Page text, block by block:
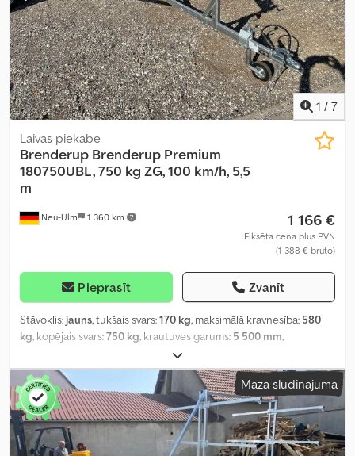
1 / 7
Neu-Ulm 1 360 km
Laivas piekabe
Brenderup Brenderup Premium
180750UBL, 750 kg ZG, 100 km/h, 5,5
m
1 166 €
Fiksēta cena plus PVN
(1 388 € bruto)
Pieprasīt Zvanīt
Stāvoklis: jauns, tukšais svars:170 kg, maksimālā kravnesība: 580
kg, kopējais svars:750 kg, krautuves garums: 5 500 mm,
1 890 mm
1 890 mm, Aprīkojums:kabeļu vinča,
Mazā sludinājuma